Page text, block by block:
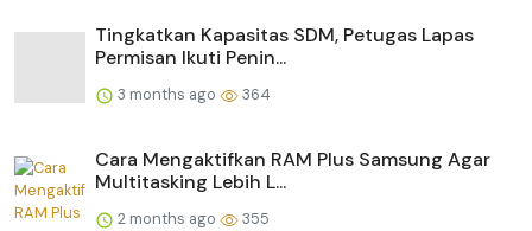
Tingkatkan Kapasitas SDM, Petugas Lapas
Permisan Ikuti Penin...
3 months ago 364
Cara Mengaktifkan RAM Plus Samsung Agar
Multitasking Lebih L...
2 months ago 355